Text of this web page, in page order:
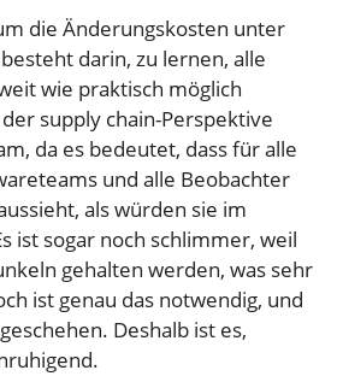
die Änderungs­kosten unter
darin, zu lernen, alle
wie praktisch möglich
supply chain-Perspektive
da es bedeutet, dass für alle
und alle Beobachter
als würden sie im
ist sogar noch schlimmer, weil
gehalten werden, was sehr
ist genau das notwendig, und
Deshalb ist es,